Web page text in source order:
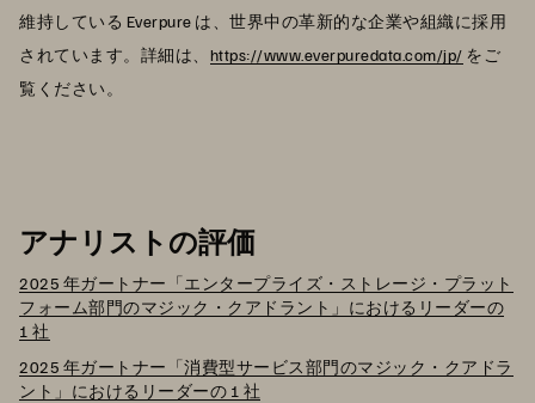
維持している Everpure は、世界中の革新的な企業や組織に採用
されています。詳細は、 https://www.everpuredata.com/jp/ をご
覧ください。
アナリストの評価
2025 年ガートナー「エンタープライズ・ストレージ・プラット
フォーム部門のマジック・クアドラント」におけるリーダーの
1 社
2025 年ガートナー「消費型サービス部門のマジック・クアドラ
ント」におけるリーダーの 1 社